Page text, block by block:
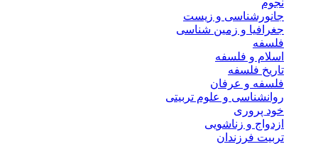
نجوم
جانورشناسی و زیست
جغرافیا و زمین شناسی
فلسفه
اسلام و فلسفه
تاریخ فلسفه
فلسفه و عرفان
روانشناسی و علوم تربیتی
خود پروری
ازدواج و زناشویی
تربیت فرزندان